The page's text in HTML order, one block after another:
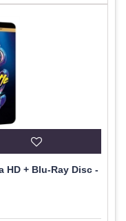
HD + Blu-Ray Disc -